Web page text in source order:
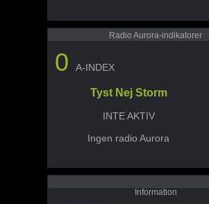
Radio Aurora-indikatorer
0 A-INDEX
Tyst Nej Storm
INTE AKTIV
Ingen radio Aurora
Information